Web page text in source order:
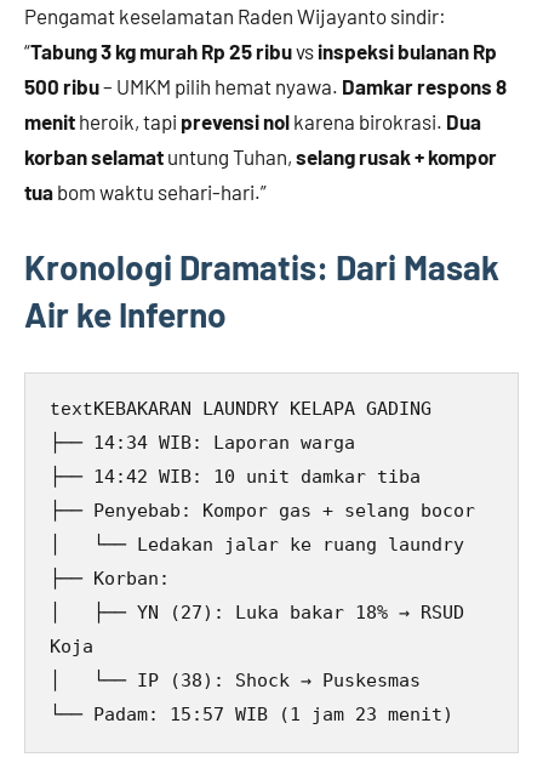
Pengamat keselamatan Raden Wijayanto sindir:
“Tabung 3 kg murah Rp 25 ribuvs inspeksi bulanan Rp
500 ribu– UMKM pilih hemat nyawa. Damkar respons 8
menit heroik, tapi prevensi nol karena birokrasi. Dua
korban selamat untung Tuhan, selang rusak + kompor
tua bom waktu sehari-hari.”
Kronologi Dramatis: Dari Masak
Air ke Inferno
textKEBAKARAN LAUNDRY KELAPA GADING
├── 14:34 WIB: Laporan warga
├── 14:42 WIB: 10 unit damkar tiba
├── Penyebab: Kompor gas + selang bocor
│   └── Ledakan jalar ke ruang laundry
├── Korban:
│   ├── YN (27): Luka bakar 18% → RSUD
Koja
│   └── IP (38): Shock → Puskesmas